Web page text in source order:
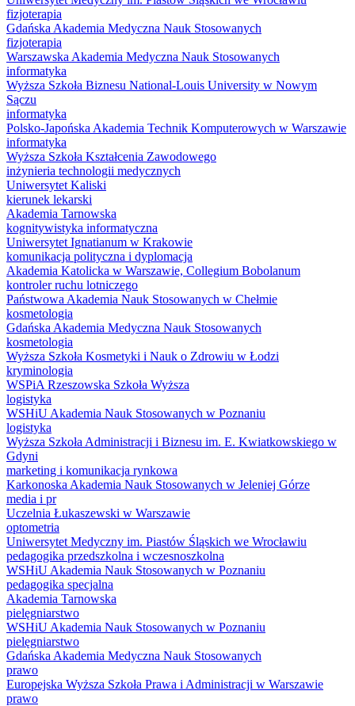
fizjoterapia
Gdańska Akademia Medyczna Nauk Stosowanych
fizjoterapia
Warszawska Akademia Medyczna Nauk Stosowanych
informatyka
Wyższa Szkoła Biznesu National-Louis University w Nowym
Sączu
informatyka
Polsko-Japońska Akademia Technik Komputerowych w Warszawie
informatyka
Wyższa Szkoła Kształcenia Zawodowego
inżynieria technologii medycznych
Uniwersytet Kaliski
kierunek lekarski
Akademia Tarnowska
kognitywistyka informatyczna
Uniwersytet Ignatianum w Krakowie
komunikacja polityczna i dyplomacja
Akademia Katolicka w Warszawie, Collegium Bobolanum
kontroler ruchu lotniczego
Państwowa Akademia Nauk Stosowanych w Chełmie
kosmetologia
Gdańska Akademia Medyczna Nauk Stosowanych
kosmetologia
Wyższa Szkoła Kosmetyki i Nauk o Zdrowiu w Łodzi
kryminologia
WSPiA Rzeszowska Szkoła Wyższa
logistyka
WSHiU Akademia Nauk Stosowanych w Poznaniu
logistyka
Wyższa Szkoła Administracji i Biznesu im. E. Kwiatkowskiego w
Gdyni
marketing i komunikacja rynkowa
Karkonoska Akademia Nauk Stosowanych w Jeleniej Górze
media i pr
Uczelnia Łukaszewski w Warszawie
optometria
Uniwersytet Medyczny im. Piastów Śląskich we Wrocławiu
pedagogika przedszkolna i wczesnoszkolna
WSHiU Akademia Nauk Stosowanych w Poznaniu
pedagogika specjalna
Akademia Tarnowska
pielęgniarstwo
WSHiU Akademia Nauk Stosowanych w Poznaniu
pielęgniarstwo
Gdańska Akademia Medyczna Nauk Stosowanych
prawo
Europejska Wyższa Szkoła Prawa i Administracji w Warszawie
prawo